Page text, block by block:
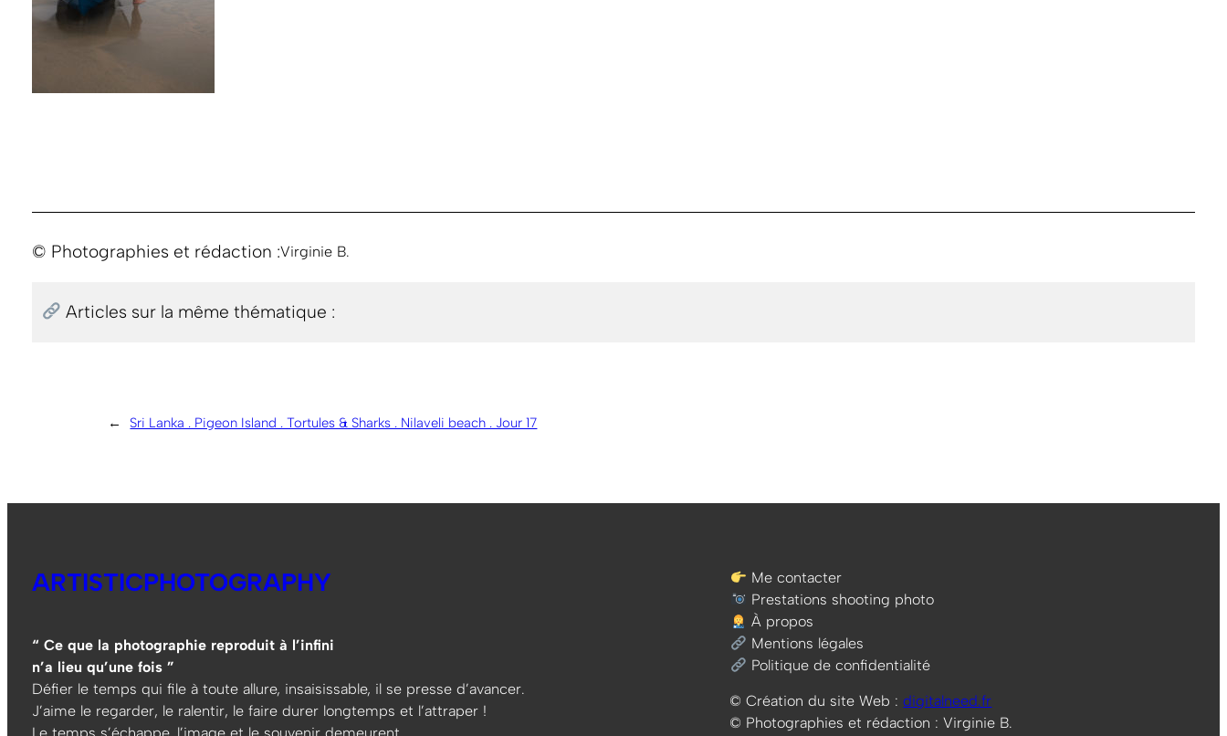
© Photographies et rédaction :Virginie B.
Articles sur la même thématique :
← Sri Lanka . Pigeon Island . Tortules & Sharks . Nilaveli beach . Jour 17
ARTISTICPHOTOGRAPHY
“ Ce que la photographie reproduit à l’infini
n’a lieu qu’une fois ”
Défier le temps qui file à toute allure, insaisissable, il se presse d’avancer.
J’aime le regarder, le ralentir, le faire durer longtemps et l’attraper !
Me contacter
Prestations shooting photo
À propos
Mentions légales
Politique de confidentialité
© Création du site Web : digitalneed.fr
© Photographies et rédaction : Virginie B.